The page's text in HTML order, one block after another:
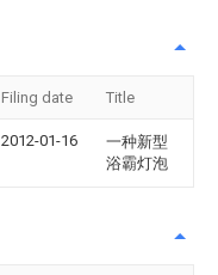
Filing date Title
2012-01-16
一种新型
浴霸灯泡